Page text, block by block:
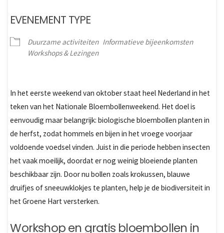
EVENEMENT TYPE
Duurzame activiteiten Informatieve bijeenkomsten
Workshops & Lezingen
In het eerste weekend van oktober staat heel Nederland in het
teken van het Nationale Bloembollenweekend. Het doel is
eenvoudig maar belangrijk: biologische bloembollen planten in
de herfst, zodat hommels en bijen in het vroege voorjaar
voldoende voedsel vinden. Juist in die periode hebben insecten
het vaak moeilijk, doordat er nog weinig bloeiende planten
beschikbaar zijn. Door nu bollen zoals krokussen, blauwe
druifjes of sneeuwklokjes te planten, help je de biodiversiteit in
het Groene Hart versterken.
Workshop en gratis bloembollen in